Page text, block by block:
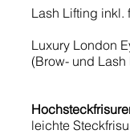
Lash Lifting inkl.
Luxury London
(Brow- und
leichte